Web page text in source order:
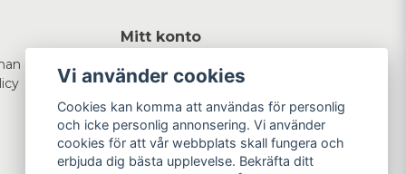
Mitt konto
Logga in
Registrera dig
Glömt lösenord?
Vi använder cookies
Cookies kan komma att användas för personlig
och icke personlig annonsering. Vi använder
cookies för att vår webbplats skall fungera och
erbjuda dig bästa upplevelse. Bekräfta ditt